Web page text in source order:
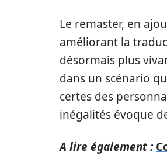
Le remaster, en
améliorant la
désormais plus
dans un scénario
certes des
inégalités évoque
A lire également :